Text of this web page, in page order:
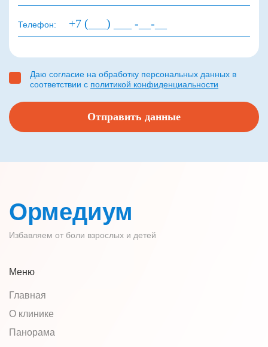
Телефон:
Даю согласие на обработку персональных данных в
соответствии с политикой конфиденциальности
Ормедиум
Избавляем от боли взрослых и детей
Меню
Главная
О клинике
Панорама